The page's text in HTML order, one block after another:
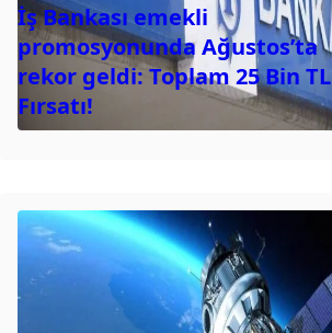
İş Bankası emekli
promosyonunda Ağustos’ta
rekor geldi: Toplam 25 Bin TL
Fırsatı!